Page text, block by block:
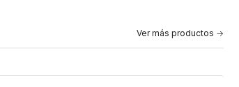
Ver más productos